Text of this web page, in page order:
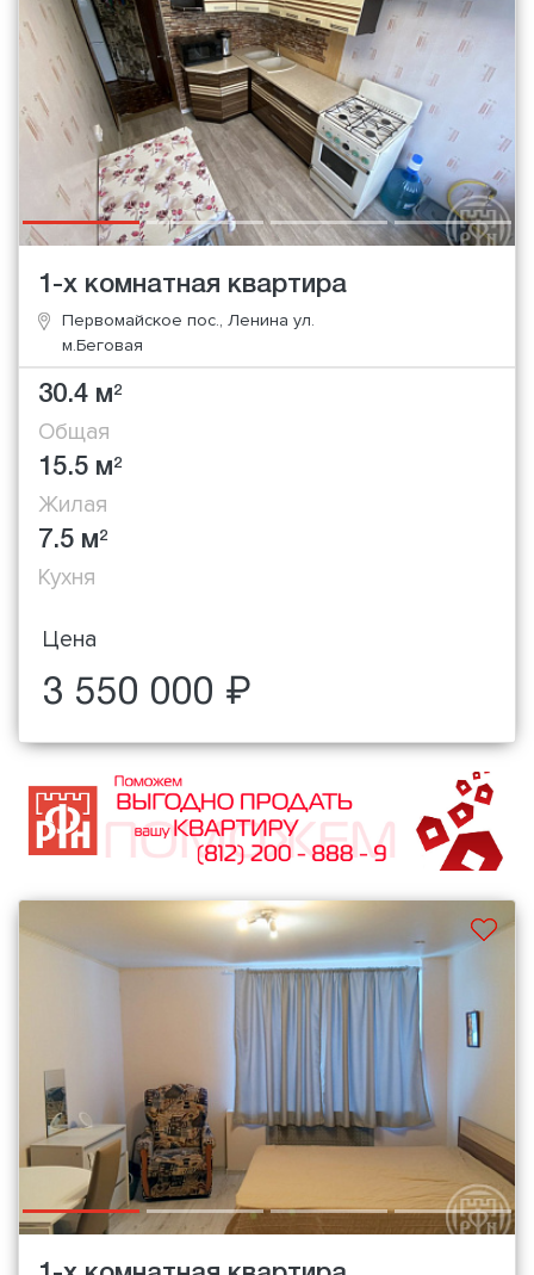
1-х комнатная квартира
Первомайское пос., Ленина ул.
м.Беговая
30.4 м2
Общая
15.5 м2
Жилая
7.5 м2
Кухня
Цена
3 550 000 ₽